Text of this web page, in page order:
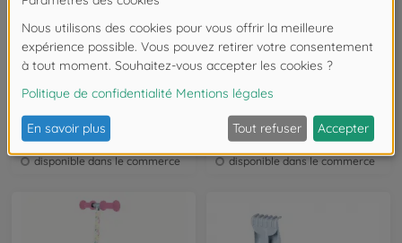
DP - Make Up Set
7600320171
disponible dans le commerce
DP - Marché aux Fleurs
7600350420
disponible dans le commerce